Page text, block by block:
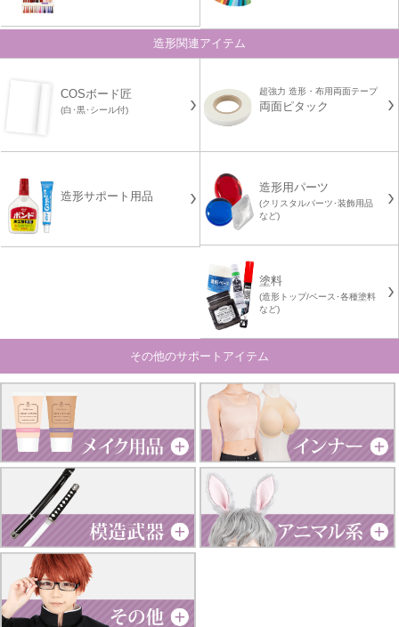
造形関連アイテム
COSボード匠
(白･黒･シール付)
超強力 造形・布用両面テープ
両面ピタック
造形サポート用品
造形用パーツ
(クリスタルパーツ･装飾用品
など)
塗料
(造形トップ/ベース･各種塗料
など)
その他のサポートアイテム